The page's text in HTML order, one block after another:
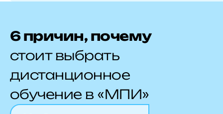
6 причин, почему
стоит выбрать
дистанционное
обучение в «МПИ»